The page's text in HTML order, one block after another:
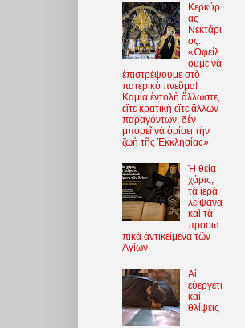
Κερκύρ
ας
Νεκτάρι
ος:
«Ὀφείλ
ουμε νὰ
ἐπιστρέψουμε στὸ
πατερικὸ πνεῦμα!
Καμία ἐντολὴ ἄλλωστε,
εἴτε κρατικὴ εἴτε ἄλλων
παραγόντων, δὲν
μπορεῖ νὰ ὁρίσει τὴν
ζωὴ τῆς Ἐκκλησίας»
Ἡ θεία
χάρις,
τὰ ἱερὰ
λείψανα
καὶ τὰ
προσω
πικὰ ἀντικείμενα τῶν
Ἁγίων
Αἱ
εὐεργετι
καί
θλίψεις